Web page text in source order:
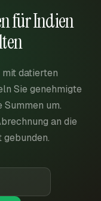
für Indien
datierten
Sie genehmigte
Summen um.
an die